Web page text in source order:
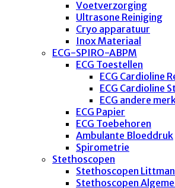
Voetverzorging
Ultrasone Reiniging
Cryo apparatuur
Inox Materiaal
ECG-SPIRO-ABPM
ECG Toestellen
ECG Cardioline
ECG Cardioline
ECG andere
ECG Papier
ECG Toebehoren
Ambulante Bloeddruk
Spirometrie
Stethoscopen
Stethoscopen
Stethoscopen